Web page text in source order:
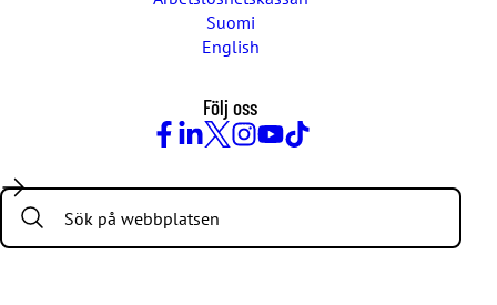
Suomi
English
Följ oss
Search: